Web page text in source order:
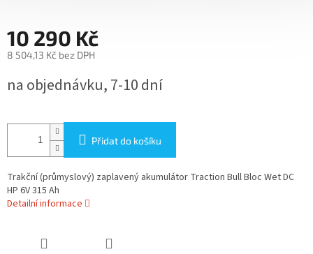
10 290 Kč
8 504,13 Kč bez DPH
cena:
na objednávku, 7-10 dní
Přidat do košíku
Trakční (průmyslový) zaplavený akumulátor Traction Bull Bloc Wet DC
HP 6V 315 Ah
Detailní informace